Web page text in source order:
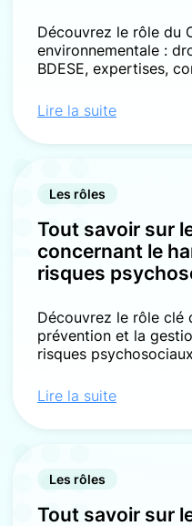
Découvrez le rôle du
environnementale :
BDESE, expertises,
Lire la suite
Les rôles
Tout savoir sur
concernant le
risques
Découvrez le rôle clé
prévention et la
risques
Lire la suite
Les rôles
Tout savoir sur